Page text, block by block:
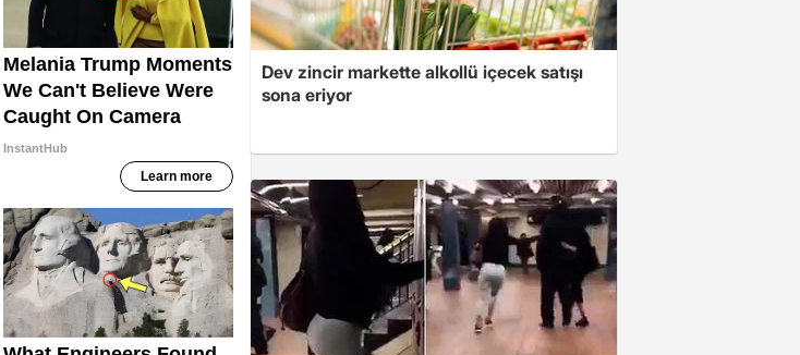
Dev zincir markette alkollü içecek satışı
sona eriyor